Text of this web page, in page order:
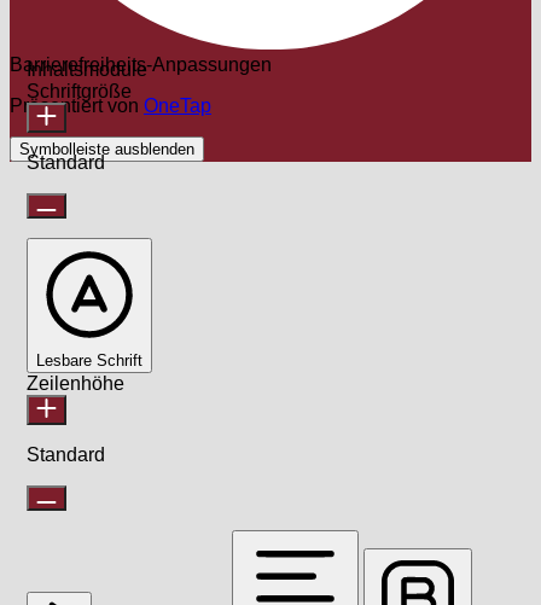
Barrierefreiheits-Anpassungen
Präsentiert von OneTap
Symbolleiste ausblenden
Inhaltsmodule
Schriftgröße
Standard
Lesbare Schrift
Zeilenhöhe
Standard